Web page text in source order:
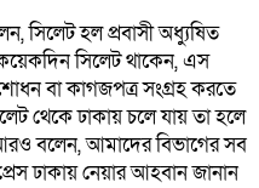
সিলেট হল প্রবাসী অধ্যুষিত
সিলেট থাকেন, এস
বা কাগজপত্র সংগ্রহ করতে
থেকে ঢাকায় চলে যায় তা হলে
বলেন, আমাদের বিভাগের সব
ঢাকায় নেয়ার আহবান জানান